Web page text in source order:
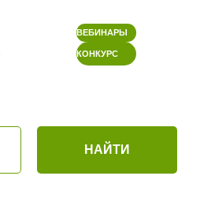
КОНКУРС
ВЕБИНАРЫ
НАЙТИ